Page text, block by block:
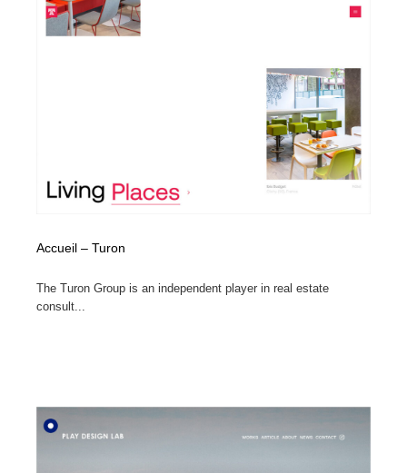
Accueil – Turon
The Turon Group is an independent player in real estate
consult...